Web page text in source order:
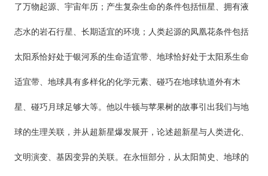
了万物起源、宇宙年历；产生复杂生命的条件包括恒星、拥有液
态水的岩石行星、长期适宜的环境；人类起源的凤凰花条件包括
太阳系恰好处于银河系的生命适宜带、地球恰好处于太阳系生命
适宜带、地球具有多样化的化学元素、碰巧在地球轨道外有木
星、碰巧月球足够大等。他以牛顿与苹果树的故事引出我们与地
球的生理关联，并从超新星爆发展开，论述超新星与人类进化、
文明演变、基因变异的关联。在永恒部分，从太阳简史、地球的